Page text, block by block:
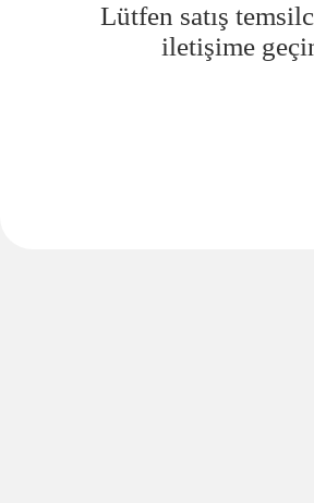
Lütfen satış
iletişime